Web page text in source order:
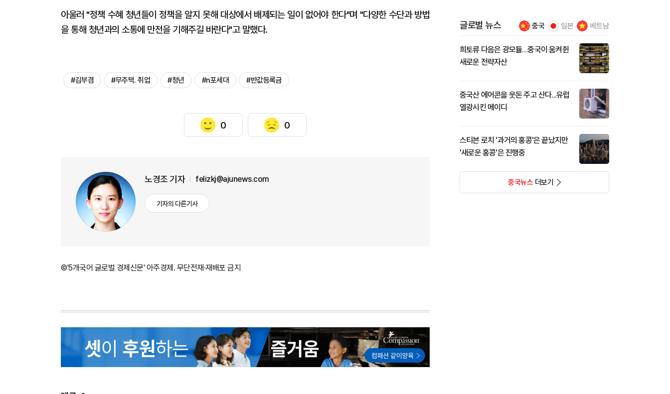
아울러 "정책 수혜 청년들이 정책을 알지 못해 대상에서 배제되는 일이 없어야 한다"며 "다양한 수단과 방법
을 통해 청년과의 소통에 만전을 기해주길 바란다"고 말했다.
#김부겸 #무주택. 취업 #청년 #n포세대 #반값등록금
0 0
노경조 기자 felizkj@ajunews.com
기자의 다른기사
©'5개국어 글로벌 경제신문' 아주경제. 무단전재·재배포 금지
글로벌 뉴스 중국 일본 베트남
희토류 다음은 광모듈…중국이 움켜쥔
새로운 전략자산
중국산 에어콘을 웃돈 주고 산다...유럽
열광시킨 메이디
스티븐 로치 '과거의 홍콩'은 끝났지만
'새로운 홍콩'은 진행중
중국뉴스더보기